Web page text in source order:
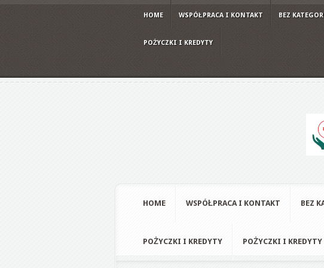
HOME WSPÓŁPRACA I KONTAKT BEZ
POŻYCZKI I KREDYTY
HOME WSPÓŁPRACA I KONTAKT BEZ
POŻYCZKI I KREDYTY POŻYCZKI I KREDYTY